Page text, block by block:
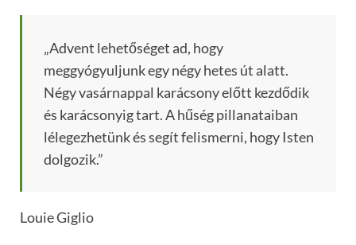
„Advent lehetőséget ad, hogy
meggyógyuljunk egy négy hetes út alatt.
Négy vasárnappal karácsony előtt kezdődik
és karácsonyig tart. A hűség pillanataiban
lélegezhetünk és segít felismerni, hogy Isten
dolgozik.”
Louie Giglio